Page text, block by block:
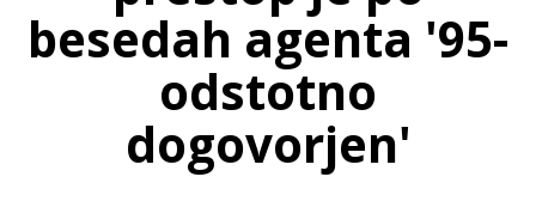
besedah agenta '95-
odstotno
dogovorjen'